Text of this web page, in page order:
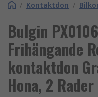
/ Kontaktdon /
Bulgin
Frihängande
kontaktdon
Hona, 2